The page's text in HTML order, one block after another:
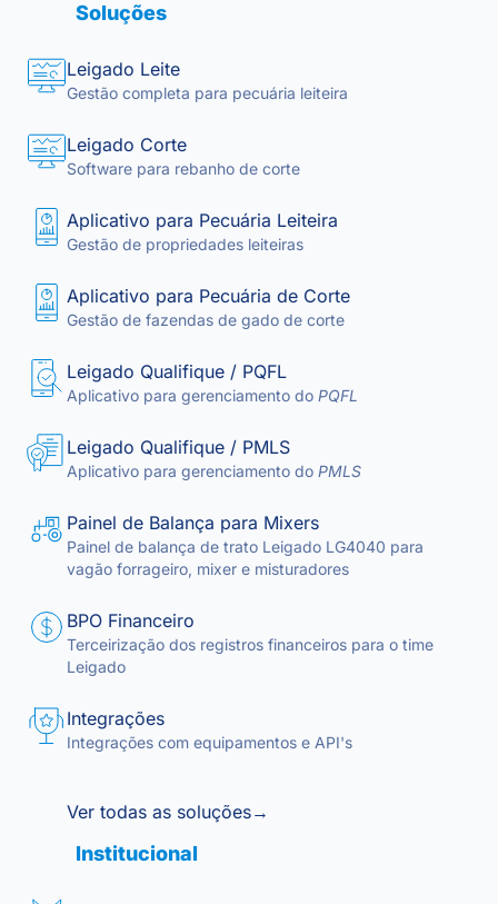
Soluções
Leigado Leite
Gestão completa para pecuária leiteira
Leigado Corte
Software para rebanho de corte
Aplicativo para Pecuária Leiteira
Gestão de propriedades leiteiras
Aplicativo para Pecuária de Corte
Gestão de fazendas de gado de corte
Leigado Qualifique / PQFL
Aplicativo para gerenciamento do PQFL
Leigado Qualifique / PMLS
Aplicativo para gerenciamento do PMLS
Painel de Balança para Mixers
Painel de balança de trato Leigado LG4040 para
vagão forrageiro, mixer e misturadores
BPO Financeiro
Terceirização dos registros financeiros para o time
Leigado
Integrações
Integrações com equipamentos e API's
Ver todas as soluções→
Institucional